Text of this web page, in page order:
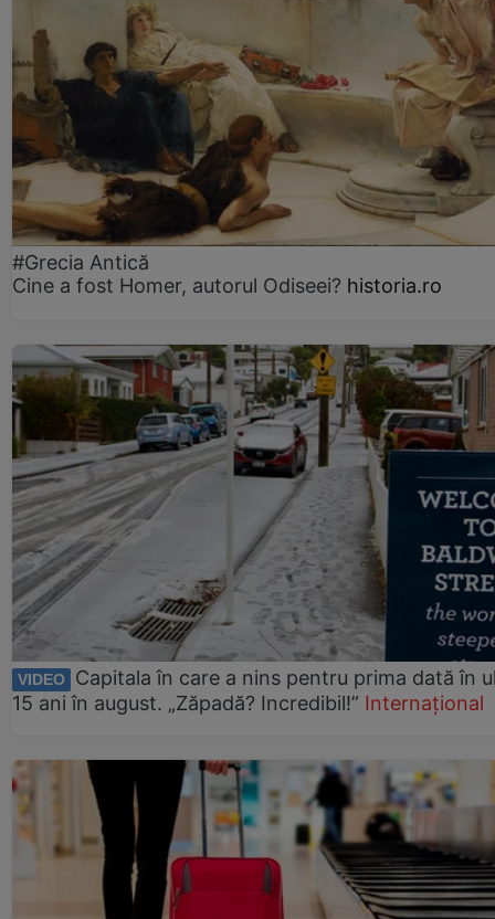
#Grecia Antică
Cine a fost Homer, autorul Odiseei? historia.ro
VIDEO
Capitala în care a nins pentru prima dată în
15 ani în august. „Zăpadă? Incredibil!” Internațional